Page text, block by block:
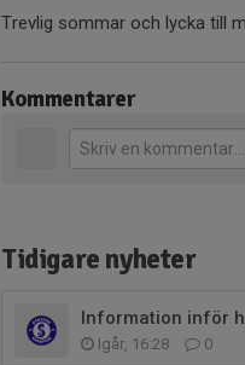
Trevlig sommar och lycka till
Kommentarer
Tidigare nyheter
Information inför
Igår, 16:28 0